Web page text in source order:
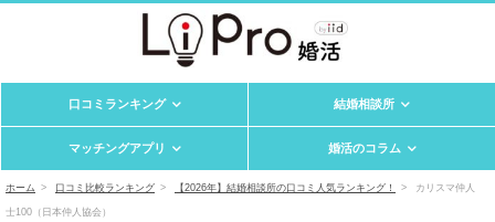
口コミランキング 結婚相談所
マッチングアプリ 婚活のコラム
ホーム 口コミ比較ランキング 【2026年】結婚相談所の口コミ人気ランキング！ カリスマ仲人
士100（日本仲人協会）